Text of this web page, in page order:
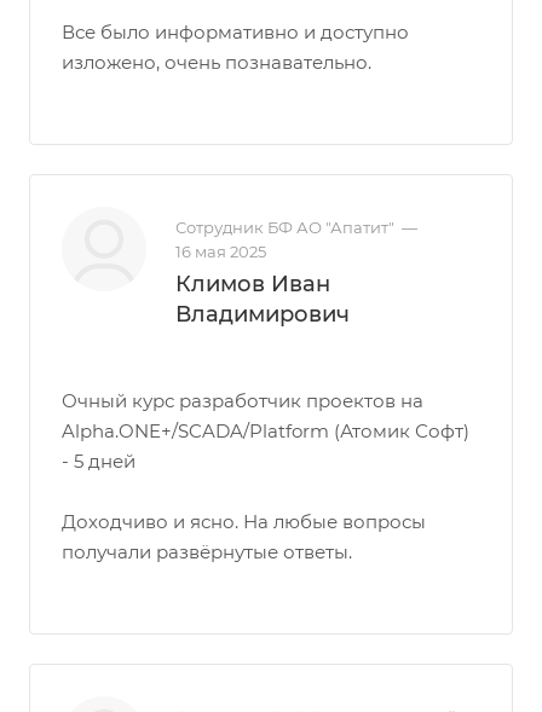
Все было информативно и доступно
изложено, очень познавательно.
Сотрудник БФ АО "Апатит" —
16 мая 2025
Климов Иван
Владимирович
Очный курс разработчик проектов на
Alpha.ONE+/SCADA/Platform (Атомик Софт)
- 5 дней
Доходчиво и ясно. На любые вопросы
получали развёрнутые ответы.